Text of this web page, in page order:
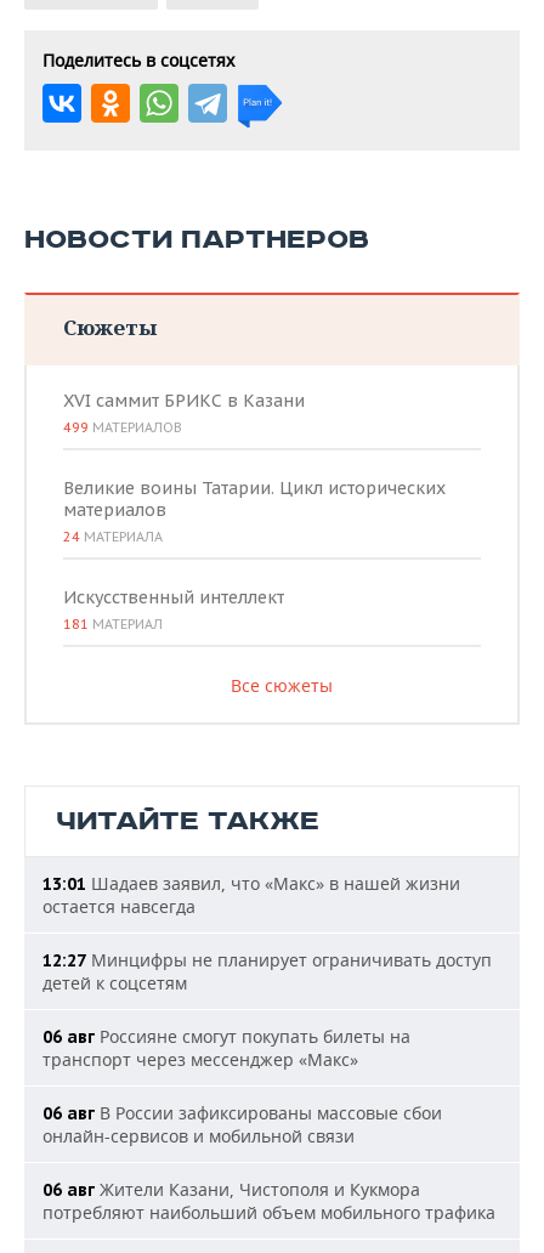
Поделитесь в соцсетях
НОВОСТИ ПАРТНЕРОВ
Сюжеты
XVI саммит БРИКС в Казани
499 МАТЕРИАЛОВ
Великие воины Татарии. Цикл исторических
материалов
24 МАТЕРИАЛА
Искусственный интеллект
181 МАТЕРИАЛ
Все сюжеты
ЧИТАЙТЕ ТАКЖЕ
13:01 Шадаев заявил, что «Макс» в нашей жизни
остается навсегда
12:27 Минцифры не планирует ограничивать доступ
детей к соцсетям
06 авг Россияне смогут покупать билеты на
транспорт через мессенджер «Макс»
06 авг В России зафиксированы массовые сбои
онлайн-сервисов и мобильной связи
06 авг Жители Казани, Чистополя и Кукмора
потребляют наибольший объем мобильного трафика